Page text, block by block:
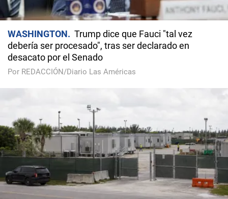
WASHINGTON
Trump dice que Fauci "tal vez
debería ser procesado", tras ser declarado en
desacato por el Senado
Por REDACCIÓN/Diario Las Américas